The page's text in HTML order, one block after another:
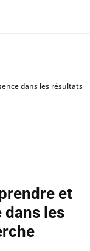
dans les résultats
et
dans les